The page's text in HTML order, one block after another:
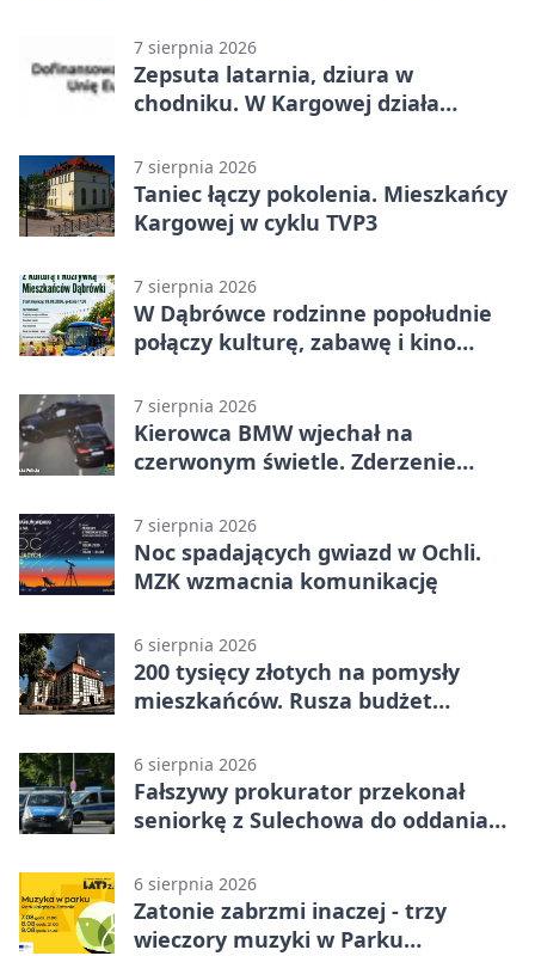
7 sierpnia 2026
Zepsuta latarnia, dziura w
chodniku. W Kargowej działa
7 sierpnia 2026
Taniec łączy pokolenia. Mieszkańcy
Kargowej w cyklu TVP3
7 sierpnia 2026
W Dąbrówce rodzinne popołudnie
połączy kulturę, zabawę i kino
7 sierpnia 2026
Kierowca BMW wjechał na
czerwonym świetle. Zderzenie
7 sierpnia 2026
Noc spadających gwiazd w Ochli.
MZK wzmacnia komunikację
6 sierpnia 2026
200 tysięcy złotych na pomysły
mieszkańców. Rusza budżet
6 sierpnia 2026
Fałszywy prokurator przekonał
seniorkę z Sulechowa do oddania
6 sierpnia 2026
Zatonie zabrzmi inaczej - trzy
wieczory muzyki w Parku